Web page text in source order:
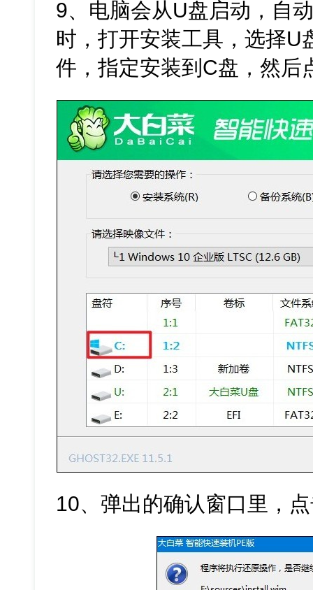
9、电脑会从U盘启动，自
时，打开安装工具，选择U
件，指定安装到C盘，然后
10、弹出的确认窗口里，